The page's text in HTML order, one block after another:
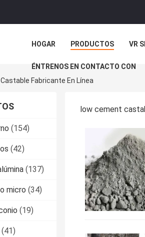
HOGAR PRODUCTOS VR
ÉNTRENOS EN CONTACTO CON
Fabricante En Línea
(154)
(42)
(137)
micro (34)
(19)
(41)
low cement